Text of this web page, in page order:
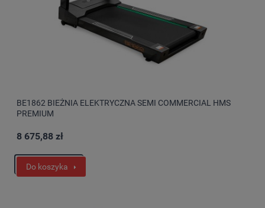
BE1862 BIEŻNIA ELEKTRYCZNA SEMI COMMERCIAL HMS
PREMIUM
8 675,88 zł
Do koszyka